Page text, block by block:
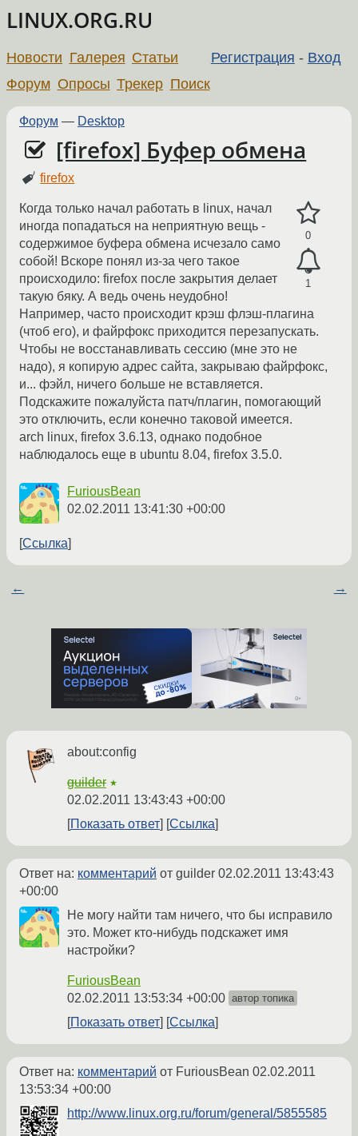
LINUX.ORG.RU
Регистрация - Вход
Новости Галерея Статьи
Форум Опросы Трекер Поиск
Форум — Desktop
[firefox] Буфер обмена
firefox
0
1
Когда только начал работать в linux, начал
иногда попадаться на неприятную вещь -
содержимое буфера обмена исчезало само
собой! Вскоре понял из-за чего такое
происходило: firefox после закрытия делает
такую бяку. А ведь очень неудобно!
Например, часто происходит крэш флэш-плагина
(чтоб его), и файрфокс приходится перезапускать.
Чтобы не восстанавливать сессию (мне это не
надо), я копирую адрес сайта, закрываю файрфокс,
и... фэйл, ничего больше не вставляется.
Подскажите пожалуйста патч/плагин, помогающий
это отключить, если конечно таковой имеется.
arch linux, firefox 3.6.13, однако подобное
наблюдалось еще в ubuntu 8.04, firefox 3.5.0.
FuriousBean
02.02.2011 13:41:30 +00:00
Ссылка
← →
about:config
guilder ★
02.02.2011 13:43:43 +00:00
Показать ответ
Ссылка
Ответ на: комментарий от guilder 02.02.2011 13:43:43
+00:00
Не могу найти там ничего, что бы исправило
это. Может кто-нибудь подскажет имя
настройки?
FuriousBean
02.02.2011 13:53:34 +00:00 автор топика
Показать ответ Ссылка
Ответ на: комментарий от FuriousBean 02.02.2011
13:53:34 +00:00
http://www.linux.org.ru/forum/general/5855585